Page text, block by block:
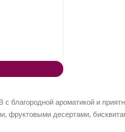
с благородной ароматикой и
фруктовыми десертами,